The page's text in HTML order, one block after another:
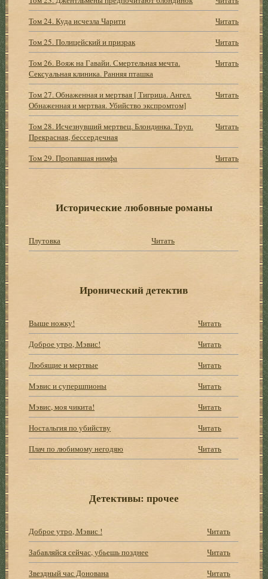
Том 24. Куда исчезла Чарити
Читать
Том 25. Полицейский и призрак
Читать
Том 26. Вояж на Гавайи. Смертельная мечта.
Сексуальная клиника. Ранняя пташка
Читать
Том 27. Обнаженная и мертвая [ Тигрица. Ангел.
Обнаженная и мертвая. Убийство экспромтом]
Читать
Том 28. Исчезнувший мертвец. Блондинка. Труп.
Прекрасная, бессердечная
Читать
Том 29. Пропавшая нимфа Читать
Исторические любовные романы
Плутовка Читать
Иронический детектив
Выше ножку!
Читать
Доброе утро, Мэвис!
Читать
Любящие и мертвые
Читать
Мэвис и супершпионы
Читать
Мэвис, моя чикита!
Читать
Ностальгия по убийству
Читать
Плач по любимому негодяю
Читать
Детективы: прочее
Доброе утро, Мэвис !
Читать
Забавляйся сейчас, убьешь позднее
Читать
Звездный час Донована
Читать